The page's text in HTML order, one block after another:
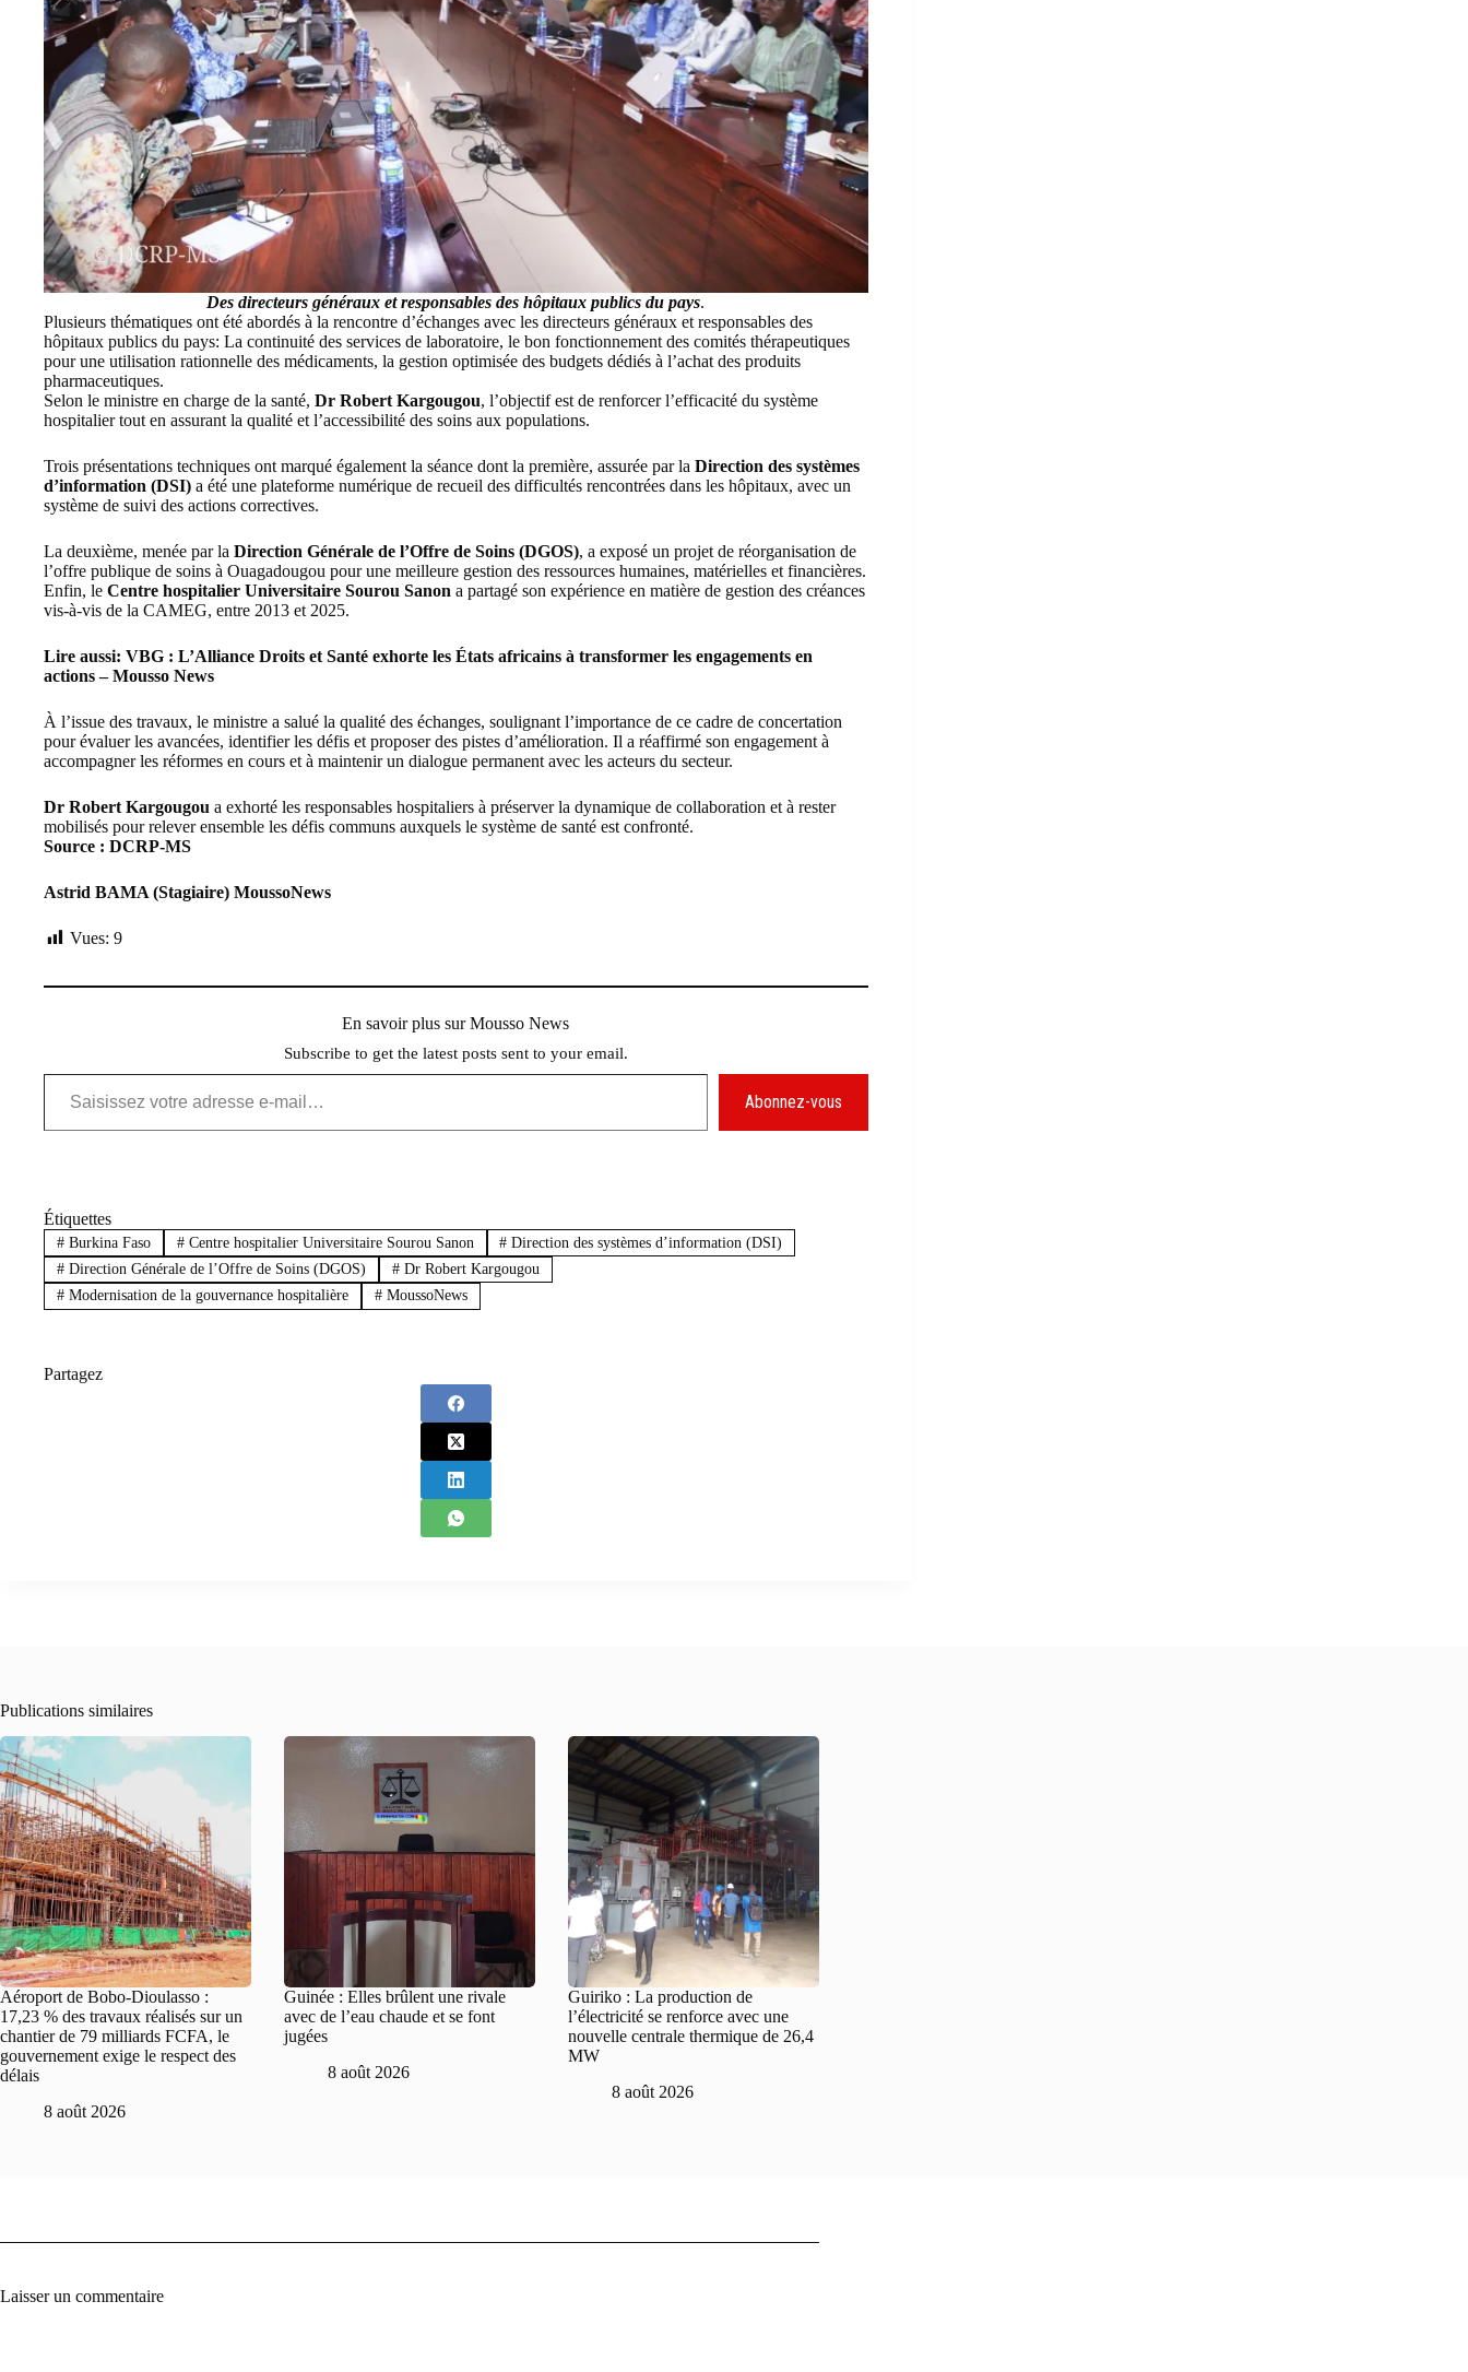
Des directeurs généraux et responsables des hôpitaux publics du pays.
Plusieurs thématiques ont été abordés à la rencontre d’échanges avec les directeurs généraux et responsables des
hôpitaux publics du pays: La continuité des services de laboratoire, le bon fonctionnement des comités thérapeutiques
pour une utilisation rationnelle des médicaments, la gestion optimisée des budgets dédiés à l’achat des produits
pharmaceutiques.
Selon le ministre en charge de la santé, Dr Robert Kargougou, l’objectif est de renforcer l’efficacité du système
hospitalier tout en assurant la qualité et l’accessibilité des soins aux populations.
Trois présentations techniques ont marqué également la séance dont la première, assurée par la Direction des systèmes
d’information (DSI) a été une plateforme numérique de recueil des difficultés rencontrées dans les hôpitaux, avec un
système de suivi des actions correctives.
La deuxième, menée par la Direction Générale de l’Offre de Soins (DGOS), a exposé un projet de réorganisation de
l’offre publique de soins à Ouagadougou pour une meilleure gestion des ressources humaines, matérielles et financières.
Enfin, le Centre hospitalier Universitaire Sourou Sanon a partagé son expérience en matière de gestion des créances
vis-à-vis de la CAMEG, entre 2013 et 2025.
Lire aussi: VBG : L’Alliance Droits et Santé exhorte les États africains à transformer les engagements en
actions – Mousso News
À l’issue des travaux, le ministre a salué la qualité des échanges, soulignant l’importance de ce cadre de concertation
pour évaluer les avancées, identifier les défis et proposer des pistes d’amélioration. Il a réaffirmé son engagement à
accompagner les réformes en cours et à maintenir un dialogue permanent avec les acteurs du secteur.
Dr Robert Kargougou a exhorté les responsables hospitaliers à préserver la dynamique de collaboration et à rester
mobilisés pour relever ensemble les défis communs auxquels le système de santé est confronté.
Source : DCRP-MS
Astrid BAMA (Stagiaire) MoussoNews
Vues: 9
En savoir plus sur Mousso News
Subscribe to get the latest posts sent to your email.
Saisissez votre adresse e-mail…
Abonnez-vous
Étiquettes
#Burkina Faso #Centre hospitalier Universitaire Sourou Sanon # Direction des systèmes d’information (DSI)
#Direction Générale de l’Offre de Soins (DGOS) #Dr Robert Kargougou
#Modernisation de la gouvernance hospitalière #MoussoNews
Partagez
Publications similaires
Aéroport de Bobo-Dioulasso :
17,23 % des travaux réalisés sur un
chantier de 79 milliards FCFA, le
gouvernement exige le respect des
délais
8 août 2026
Guinée : Elles brûlent une rivale
avec de l’eau chaude et se font
jugées
8 août 2026
Guiriko : La production de
l’électricité se renforce avec une
nouvelle centrale thermique de 26,4
MW
8 août 2026
Laisser un commentaire